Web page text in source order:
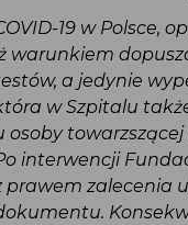
COVID-19 w Polsce,
iż warunkiem
testów, a jedynie
która w Szpitalu
u osoby
Po interwencji
z prawem zalecenia
dokumentu.